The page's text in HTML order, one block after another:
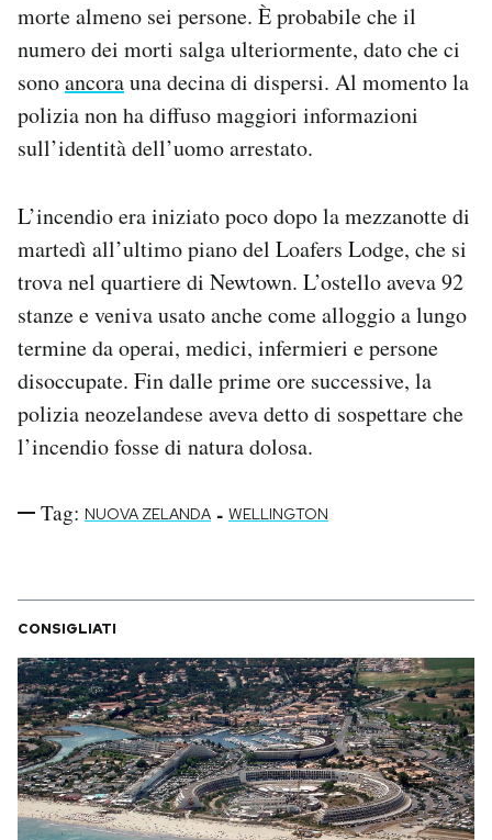
Area Personale
Newsletter
Notifiche mobile
Esci
morte almeno sei persone. È probabile che il
numero dei morti salga ulteriormente, dato che ci
sonoancorauna decina di dispersi. Al momento la
polizia non ha diffuso maggiori informazioni
sull’identità dell’uomo arrestato.
L’incendio era iniziato poco dopo la mezzanotte di
martedì all’ultimo piano del Loafers Lodge, che si
trova nel quartiere di Newtown. L’ostello aveva 92
stanze e veniva usato anche come alloggio a lungo
termine da operai, medici, infermieri e persone
disoccupate. Fin dalle prime ore successive, la
polizia neozelandese aveva detto di sospettare che
l’incendio fosse di natura dolosa.
Tag: NUOVA ZELANDA - WELLINGTON
CONSIGLIATI